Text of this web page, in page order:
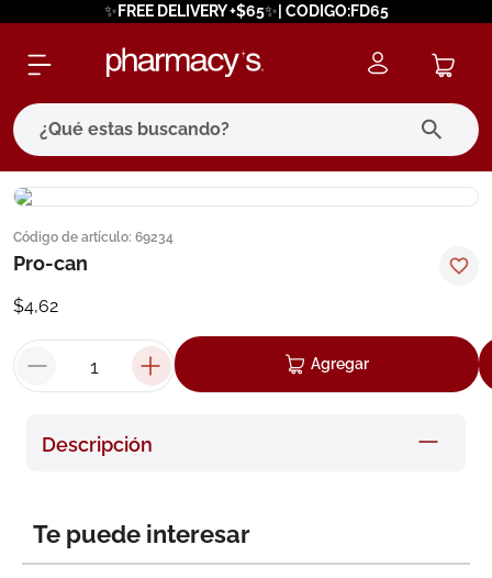
✨FREE DELIVERY +$65✨| CODIGO:FD65
¿Qué estas buscando?
Código de artículo: 69234
Pro-can
$4,62
Agregar
Descripción
Te puede interesar
términos más buscados
1. eucerin
bioderma
5. cerave
6 degraler